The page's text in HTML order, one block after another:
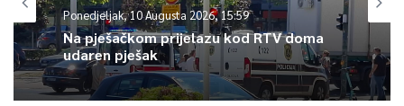
Ponedjeljak, 10 Augusta 2026, 15:59
Na pješačkom prijelazu kod RTV doma
udaren pješak